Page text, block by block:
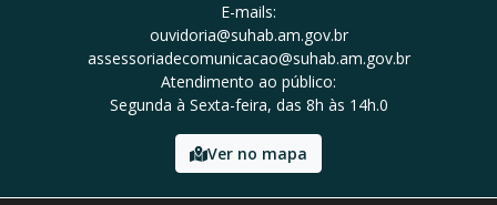
E-mails:
ouvidoria@suhab.am.gov.br
assessoriadecomunicacao@suhab.am.gov.br
Atendimento ao público:
Segunda à Sexta-feira, das 8h às 14h.0
Ver no mapa